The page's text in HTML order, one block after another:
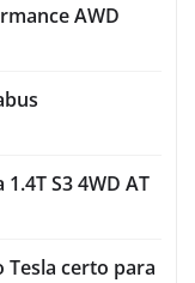
AWD
S3 4WD AT
Tesla certo para